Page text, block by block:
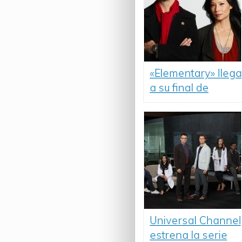
«Elementary» llega
a su final de
Universal Channel
estrena la serie